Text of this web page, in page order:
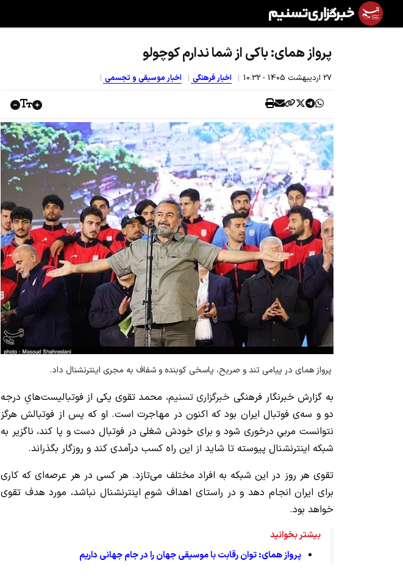
پرواز همای: باکی از شما ندارم کوچولو
27 ارديبهشت 1405 - 10:32 اخبار فرهنگی اخبار موسیقی و تجسمی
پرواز همای در پیامی تند و صریح، پاسخی کوبنده و شفاف به مجری اینترنشنال داد.
به گزارش خبرنگار فرهنگی خبرگزاری تسنیم، محمد تقوی یکی از فوتبالیست‌هایِ درجه
دو و سه‌ی فوتبال ایران بود که اکنون در مهاجرت است. او که پس از فوتبالش هرگز
نتوانست مربیِ درخوری شود و برای خودش شغلی در فوتبال دست و پا کند، ناگزیر به
شبکه اینترنشنال پیوسته تا شاید از این راه کسب درآمدی کند و روزگار بگذراند.
تقوی هر روز در این شبکه به افراد مختلف می‌تازد. هر کسی در هر عرصه‌ای که کاری
برای ایران انجام دهد و در راستای اهداف شومِ اینترنشنال نباشد، مورد هدف تقوی
خواهد بود.
بیشتر بخوانید
پرواز همای: توان رقابت با موسیقی جهان را در جام جهانی داریم